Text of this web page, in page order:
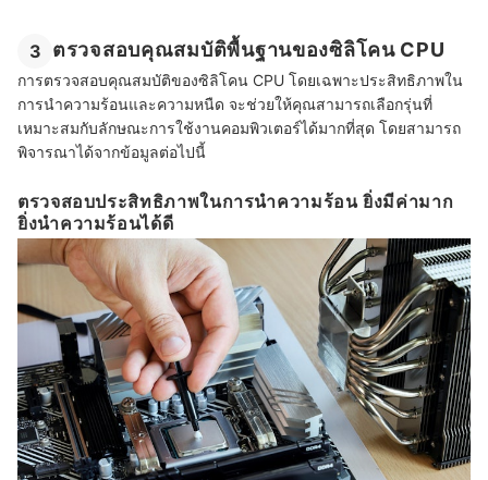
3 ตรวจสอบคุณสมบัติพื้นฐานของซิลิโคน CPU
การตรวจสอบคุณสมบัติของซิลิโคน CPU โดยเฉพาะประสิทธิภาพใน
การนำความร้อนและความหนืด จะช่วยให้คุณสามารถเลือกรุ่นที่
เหมาะสมกับลักษณะการใช้งานคอมพิวเตอร์ได้มากที่สุด โดยสามารถ
พิจารณาได้จากข้อมูลต่อไปนี้
ตรวจสอบประสิทธิภาพในการนำความร้อน ยิ่งมีค่ามาก
ยิ่งนำความร้อนได้ดี